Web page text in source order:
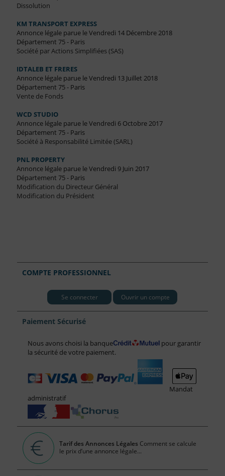
Dissolution
KM TRANSPORT EXPRESS
Annonce légale parue le Vendredi 14 Décembre 2018
Département 75 - Paris
Société par Actions Simplifiées (SAS)
IDTALEB ET FRERES
Annonce légale parue le Vendredi 13 Juillet 2018
Département 75 - Paris
Vente de Fonds
WCD STUDIO
Annonce légale parue le Vendredi 6 Octobre 2017
Département 75 - Paris
Société à Responsabilité Limitée (SARL)
PNL PROPERTY
Annonce légale parue le Vendredi 9 Juin 2017
Département 75 - Paris
Modification du Directeur Général
Modification du Président
COMPTE PROFESSIONNEL
Se connecter Ouvrir un compte
Paiement Sécurisé
Nous avons choisi la banque
pour garantir
la sécurité de votre paiement.
Mandat
administratif
Tarif des Annonces Légales Comment se calcule
le prix d’une annonce légale...